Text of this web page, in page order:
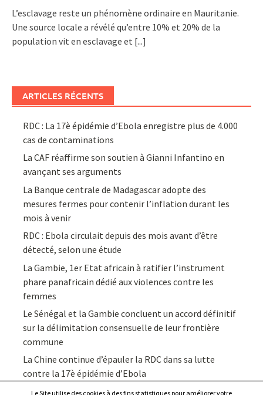
L’esclavage reste un phénomène ordinaire en Mauritanie.
Une source locale a révélé qu’entre 10% et 20% de la
population vit en esclavage et [...]
ARTICLES RÉCENTS
RDC : La 17è épidémie d’Ebola enregistre plus de 4.000
cas de contaminations
La CAF réaffirme son soutien à Gianni Infantino en
avançant ses arguments
La Banque centrale de Madagascar adopte des
mesures fermes pour contenir l’inflation durant les
mois à venir
RDC : Ebola circulait depuis des mois avant d’être
détecté, selon une étude
La Gambie, 1er Etat africain à ratifier l’instrument
phare panafricain dédié aux violences contre les
femmes
Le Sénégal et la Gambie concluent un accord définitif
sur la délimitation consensuelle de leur frontière
commune
La Chine continue d’épauler la RDC dans sa lutte
contre la 17è épidémie d’Ebola
Le Site utilise des cookies à des fins statistiques pour améliorer votre